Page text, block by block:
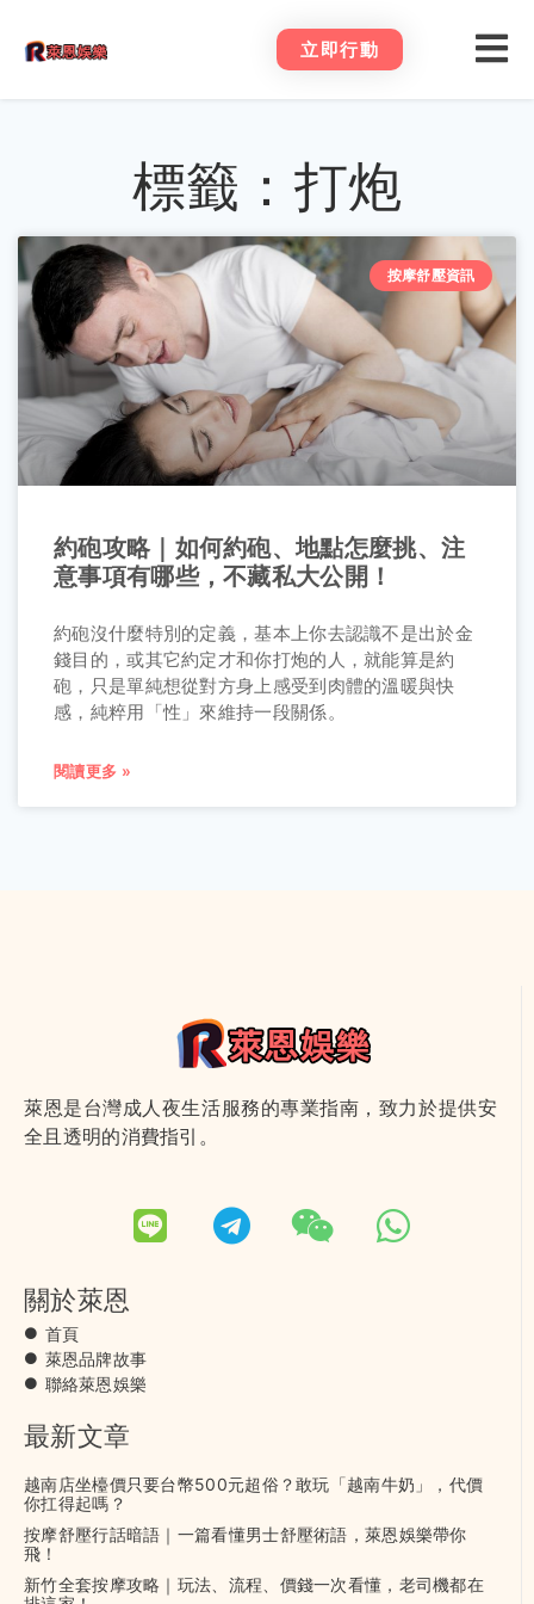
立即行動
標籤：打炮
按摩舒壓資訊
約砲攻略｜如何約砲、地點怎麼挑、注
意事項有哪些，不藏私大公開！
約砲沒什麼特別的定義，基本上你去認識不是出於金
錢目的，或其它約定才和你打炮的人，就能算是約
砲，只是單純想從對方身上感受到肉體的溫暖與快
感，純粹用「性」來維持一段關係。
閱讀更多 »
萊恩是台灣成人夜生活服務的專業指南，致力於提供安
全且透明的消費指引。
關於萊恩
首頁
萊恩品牌故事
聯絡萊恩娛樂
最新文章
越南店坐檯價只要台幣500元超俗？敢玩「越南牛奶」，代價
你扛得起嗎？
按摩舒壓行話暗語｜一篇看懂男士舒壓術語，萊恩娛樂帶你
飛！
新竹全套按摩攻略｜玩法、流程、價錢一次看懂，老司機都在